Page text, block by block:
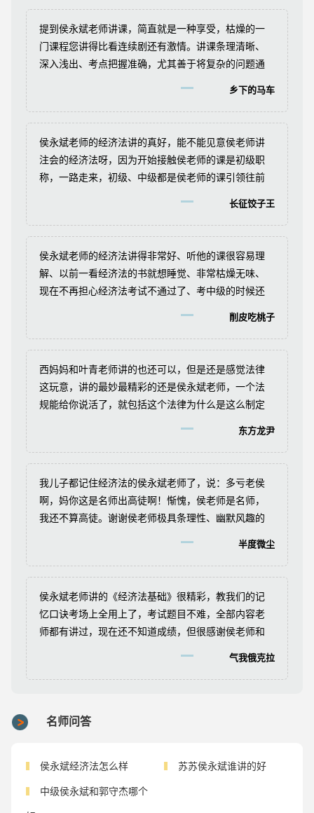
提到侯永斌老师讲课，简直就是一种享受，枯燥的一
门课程您讲得比看连续剧还有激情。讲课条理清晰、
深入浅出、考点把握准确，尤其善于将复杂的问题通
乡下的马车
侯永斌老师的经济法讲的真好，能不能见意侯老师讲
注会的经济法呀，因为开始接触侯老师的课是初级职
称，一路走来，初级、中级都是侯老师的课引领往前
不在话下了，望侯老师能够考虑！考中级的时候就在
长征饺子王
侯永斌老师的经济法讲得非常好、听他的课很容易理
解、以前一看经济法的书就想睡觉、非常枯燥无味、
现在不再担心经济法考试不通过了、考中级的时候还
削皮吃桃子
西妈妈和叶青老师讲的也还可以，但是还是感觉法律
这玩意，讲的最妙最精彩的还是侯永斌老师，一个法
规能给你说活了，就包括这个法律为什么是这么制定
东方龙尹
我儿子都记住经济法的侯永斌老师了，说：多亏老侯
啊，妈你这是名师出高徒啊！惭愧，侯老师是名师，
我还不算高徒。谢谢侯老师极具条理性、幽默风趣的
半度微尘
侯永斌老师讲的《经济法基础》很精彩，教我们的记
忆口诀考场上全用上了，考试题目不难，全部内容老
师都有讲过，现在还不知道成绩，但很感谢侯老师和
气我俄克拉
名师问答
侯永斌经济法怎么样 苏苏侯永斌谁讲的好
中级侯永斌和郭守杰哪个